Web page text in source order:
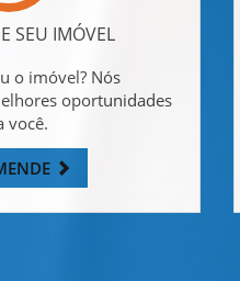
SEU IMÓVEL
o imóvel? Nós
oportunidades
você.